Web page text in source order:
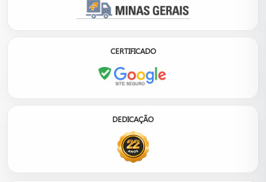
CERTIFICADO
DEDICAÇÃO